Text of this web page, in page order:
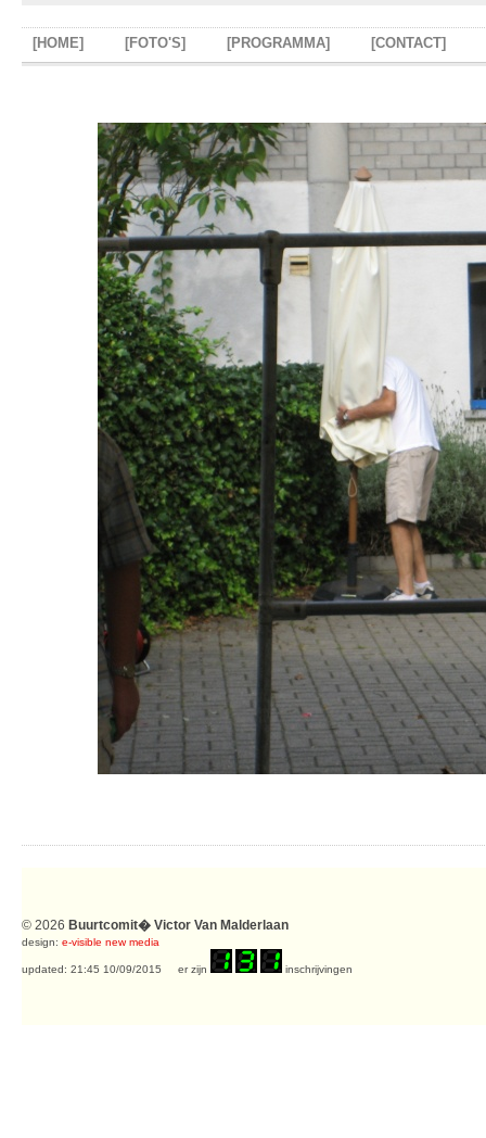
[HOME] [FOTO'S] [PROGRAMMA] [CONTACT]
© 2026 Buurtcomit� Victor Van Malderlaan
design: e-visible new media
updated: 21:45 10/09/2015 er zijn inschrijvingen